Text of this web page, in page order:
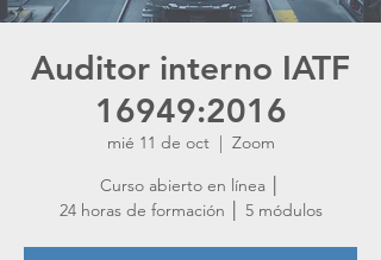
Auditor interno IATF
16949:2016
mié 11 de oct
  |
Zoom
Curso abierto en línea │
24 horas de formación │ 5 módulos